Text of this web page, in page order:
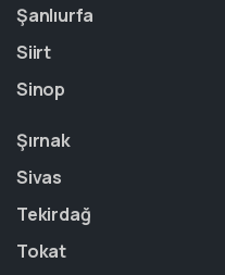
Şanlıurfa
Siirt
Sinop
Şırnak
Sivas
Tekirdağ
Tokat